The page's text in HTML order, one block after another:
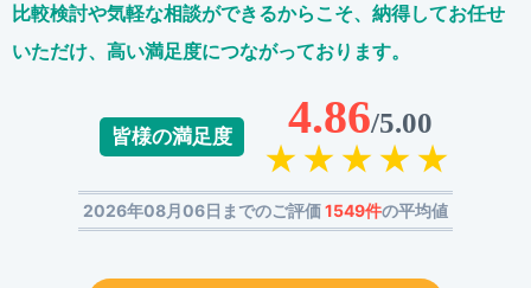
比較検討や気軽な相談ができるからこそ、 納得してお任せ
いただけ、高い満足度につながっております。
皆様の満足度 4.86/5.00
2026年08月06日までのご評価1549件の平均値